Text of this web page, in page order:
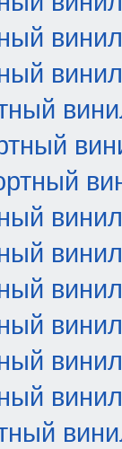
винил
винил
винил
винил
винил
винил
винил
винил